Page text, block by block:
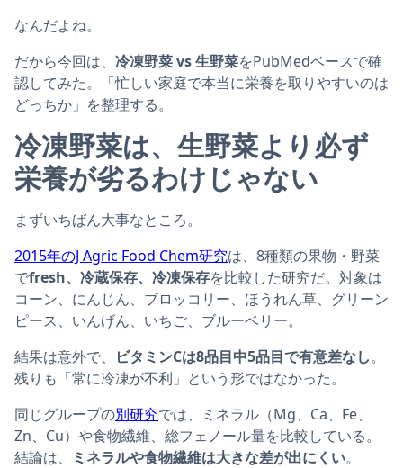
なんだよね。
だから今回は、 冷凍野菜 vs 生野菜をPubMedベースで確
認してみた。「忙しい家庭で本当に栄養を取りやすいのは
どっちか」を整理する。
冷凍野菜は、生野菜より必ず
栄養が劣るわけじゃない
まずいちばん大事なところ。
2015年のJ Agric Food Chem研究は、8種類の果物・野菜
でfresh、冷蔵保存、冷凍保存を比較した研究だ。対象は
コーン、にんじん、ブロッコリー、ほうれん草、グリーン
ピース、いんげん、いちご、ブルーベリー。
結果は意外で、
ビタミンCは8品目中5品目で有意差なし。
残りも「常に冷凍が不利」という形ではなかった。
同じグループの別研究では、ミネラル（Mg、Ca、Fe、
Zn、Cu）や食物繊維、総フェノール量を比較している。
結論は、
ミネラルや食物繊維は大きな差が出にくい。